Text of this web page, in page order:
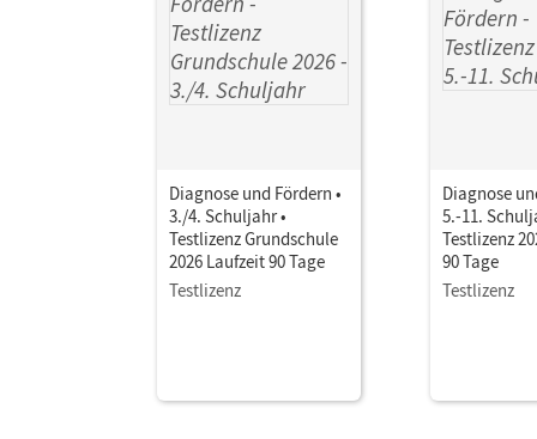
Diagnose und Fördern •
3./4. Schuljahr •
Testlizenz Grundschule
2026 Laufzeit 90 Tage
Testlizenz
Diagnose
5.-11.
Testlizenz
90 Tage
Testlizenz